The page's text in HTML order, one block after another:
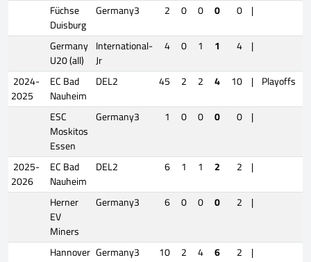
Füchse
Duisburg
Germany3 2 0 0 0 0 |
Germany
U20 (all)
International-
Jr
4 0 1 1 4 |
2024-
2025
EC Bad
Nauheim
DEL2 45 2 2 4 10 | Playoffs
ESC
Moskitos
Essen
Germany3 1 0 0 0 0 |
2025-
2026
EC Bad
Nauheim
DEL2 6 1 1 2 2 |
Herner
EV
Miners
Germany3 6 0 0 0 2 |
Hannover Germany3 10 2 4 6 2 |